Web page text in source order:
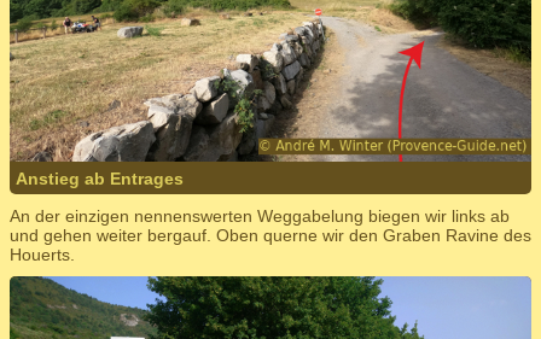
Anstieg ab Entrages
An der einzigen nennenswerten Weggabelung biegen wir links ab
und gehen weiter bergauf. Oben querne wir den Graben Ravine des
Houerts.